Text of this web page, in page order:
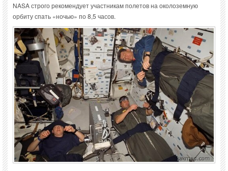
NASA строго рекомендует участникам полетов на околоземную
орбиту спать «ночью» по 8,5 часов.